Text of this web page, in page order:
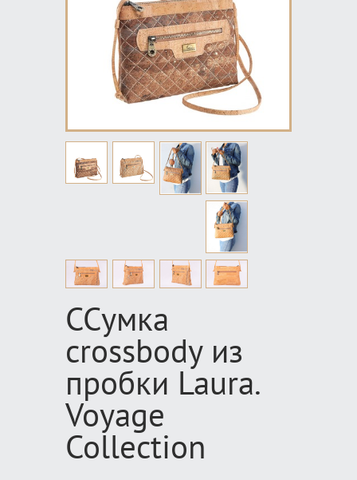
ССумка
crossbody из
пробки Laura.
Voyage
Collection